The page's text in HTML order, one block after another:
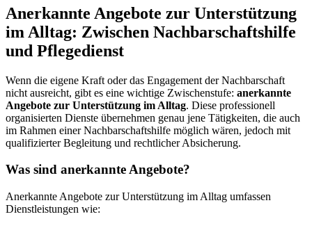
Anerkannte Angebote zur Unterstützung
im Alltag: Zwischen Nachbarschaftshilfe
und Pflegedienst
Wenn die eigene Kraft oder das Engagement der Nachbarschaft
nicht ausreicht, gibt es eine wichtige Zwischenstufe: anerkannte
Angebote zur Unterstützung im Alltag. Diese professionell
organisierten Dienste übernehmen genau jene Tätigkeiten, die auch
im Rahmen einer Nachbarschaftshilfe möglich wären, jedoch mit
qualifizierter Begleitung und rechtlicher Absicherung.
Was sind anerkannte Angebote?
Anerkannte Angebote zur Unterstützung im Alltag umfassen
Dienstleistungen wie: